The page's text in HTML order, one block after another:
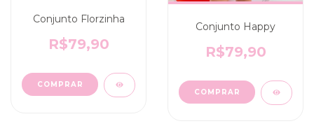
Conjunto Florzinha
R$79,90
COMPRAR
Conjunto Happy
R$79,90
COMPRAR